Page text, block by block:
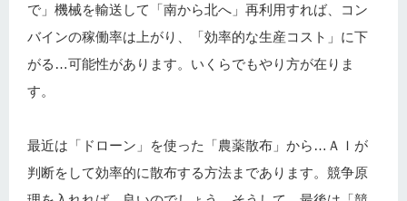
で」機械を輸送して「南から北へ」再利用すれば、コン
バインの稼働率は上がり、「効率的な生産コスト」に下
がる…可能性があります。いくらでもやり方が在りま
す。
最近は「ドローン」を使った「農薬散布」から…ＡＩが
判断をして効率的に散布する方法まであります。競争原